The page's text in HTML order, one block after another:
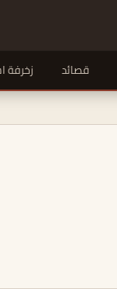
قصائد زخرفة